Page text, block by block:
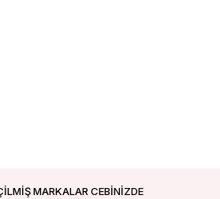
MARKALAR CEBİNİZDE